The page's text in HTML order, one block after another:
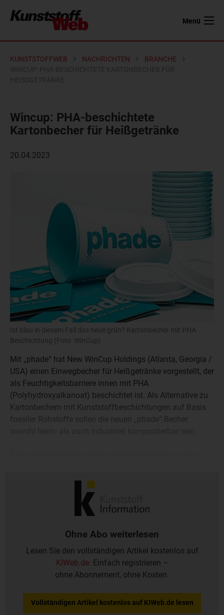
Menü
KUNSTSTOFFWEB NACHRICHTEN
BRANCHE
Wincup: PHA-beschichtete
Kartonbecher für Heißgetränke
20.04.2023
Ist blau in diesem Fall das neue grün? Kartonbecher mit PHA-
Beschichtung (Foto: WinCup)
Mit „phade“ hat New WinCup Holdings (Atlanta, Georgia /
USA) einen Einwegbecher für Heißgetränke vorgestellt, der
als Feuchtigkeitsbarriere innen mit PHA
(Polyhydroxyalkanoat) beschichtet ist. Als Alternative zu
Kartonbechern mit Kunststoffbeschichtungen auf Basis
fossiler Rohstoffe sollen die neuen „phade“-Becher
Winters, President von WinCup.
Ohne Abo weiterlesen
Lesen Sie den vollständigen Artikel kostenlos auf
KIWeb.de. Einfach registrieren –
ohne Abonnement, ohne Kosten.
Vollständigen Artikel kostenlos auf KIWeb.de lesen